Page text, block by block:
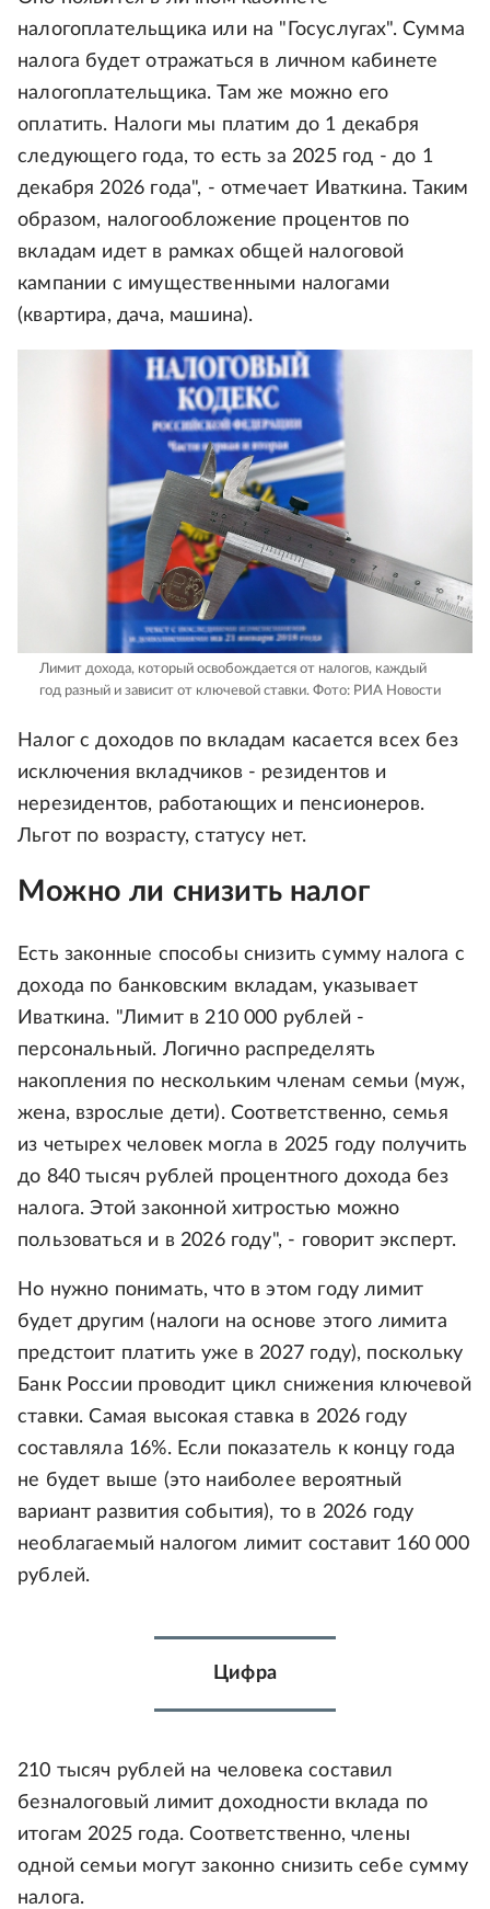
налогоплательщика или на "Госуслугах". Сумма
налога будет отражаться в личном кабинете
налогоплательщика. Там же можно его
оплатить. Налоги мы платим до 1 декабря
следующего года, то есть за 2025 год - до 1
декабря 2026 года", - отмечает Иваткина. Таким
образом, налогообложение процентов по
вкладам идет в рамках общей налоговой
кампании с имущественными налогами
(квартира, дача, машина).
Лимит дохода, который освобождается от налогов, каждый
год разный и зависит от ключевой ставки. Фото: РИА Новости
Налог с доходов по вкладам касается всех без
исключения вкладчиков - резидентов и
нерезидентов, работающих и пенсионеров.
Льгот по возрасту, статусу нет.
Можно ли снизить налог
Есть законные способы снизить сумму налога с
дохода по банковским вкладам, указывает
Иваткина. "Лимит в 210 000 рублей -
персональный. Логично распределять
накопления по нескольким членам семьи (муж,
жена, взрослые дети). Соответственно, семья
из четырех человек могла в 2025 году получить
до 840 тысяч рублей процентного дохода без
налога. Этой законной хитростью можно
пользоваться и в 2026 году", - говорит эксперт.
Но нужно понимать, что в этом году лимит
будет другим (налоги на основе этого лимита
предстоит платить уже в 2027 году), поскольку
Банк России проводит цикл снижения ключевой
ставки. Самая высокая ставка в 2026 году
составляла 16%. Если показатель к концу года
не будет выше (это наиболее вероятный
вариант развития события), то в 2026 году
необлагаемый налогом лимит составит 160 000
рублей.
Цифра
210 тысяч рублей на человека составил
безналоговый лимит доходности вклада по
итогам 2025 года. Соответственно, члены
одной семьи могут законно снизить себе сумму
налога.